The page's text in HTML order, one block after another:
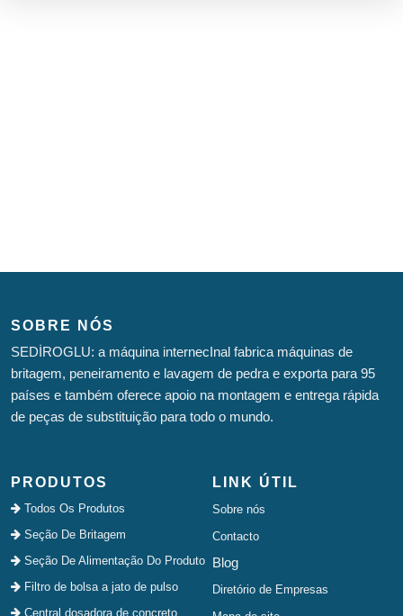
SOBRE NÓS
SEDİROGLU: a máquina internecInal fabrica máquinas de
britagem, peneiramento e lavagem de pedra e exporta para 95
países e também oferece apoio na montagem e entrega rápida
de peças de substituição para todo o mundo.
PRODUTOS
Todos Os Produtos
Seção De Britagem
Seção De Alimentação Do Produto
Filtro de bolsa a jato de pulso
Central dosadora de concreto
LINK ÚTIL
Sobre nós
Contacto
Blog
Diretório de Empresas